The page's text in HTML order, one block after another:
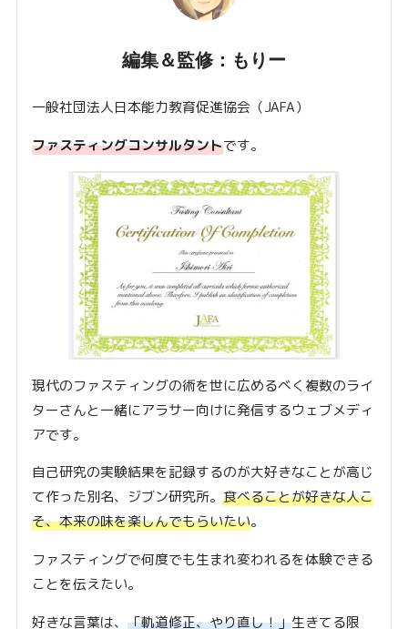
編集＆監修：もりー
一般社団法人日本能力教育促進協会（JAFA）
ファスティングコンサルタントです。
現代のファスティングの術を世に広めるべく複数のライ
ターさんと一緒にアラサー向けに発信するウェブメディ
アです。
自己研究の実験結果を記録するのが大好きなことが高じ
て作った別名、ジブン研究所。 食べることが好きな人こ
そ、本来の味を楽しんでもらいたい。
ファスティングで何度でも生まれ変われるを体験できる
ことを伝えたい。
好きな言葉は、 「軌道修正、やり直し！」生きてる限